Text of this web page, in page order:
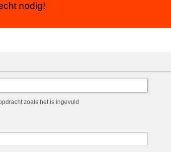
nodig!
zoals het is ingevuld